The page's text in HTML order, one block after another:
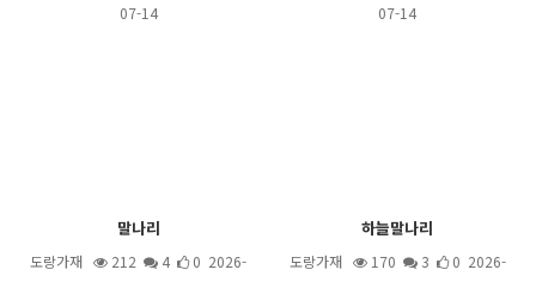
07-14
07-14
말나리
도랑가재 212 4
0 2026-
하늘말나리
도랑가재 170 3
0 2026-